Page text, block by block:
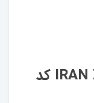
ست مدیریتی برند IRAN ZAMIN کد